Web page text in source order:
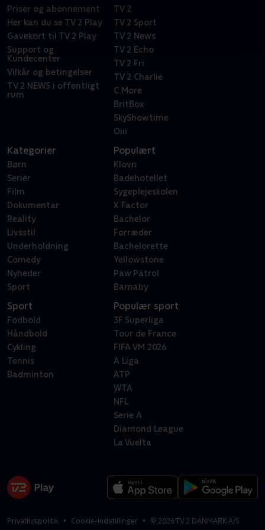
Priser og abonnement
Her kan du se TV 2 Play
Gavekort til TV 2 Play
Support og
Kundecenter
Vilkår og betingelser
TV 2 NEWS i offentligt
rum
TV 2
TV 2 Sport
TV 2 News
TV 2 Echo
TV 2 Fri
TV 2 Charlie
C More
BritBox
SkyShowtime
Oiii
Kategorier
Børn
Serier
Film
Dokumentar
Reality
Livsstil
Underholdning
Comedy
Nyheder
Sport
Populært
Klovn
Badehotellet
Sygeplejeskolen
X Factor
Bachelor
Forræder
Bachelorette
Yellowstone
Paw Patrol
Barnaby
Sport
Fodbold
Håndbold
Cykling
Tennis
Badminton
Populær sport
3F Superliga
Tour de France
FIFA VM 2026
A Liga
ATP
WTA
NFL
Serie A
Diamond League
La Vuelta
Privatlivspolitik Cookie-indstillinger © 2026TV 2 DANMARK A/S